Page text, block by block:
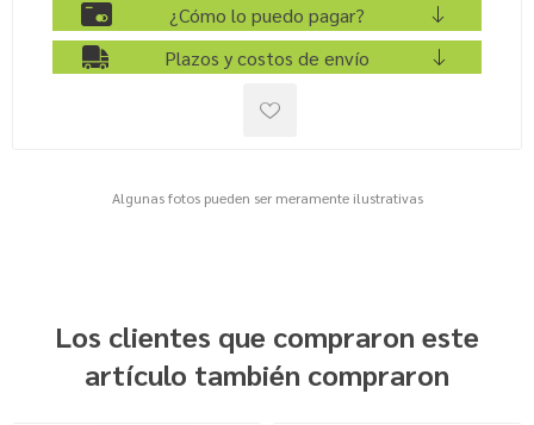
¿Cómo lo puedo pagar?
Plazos y costos de envío
Algunas fotos pueden ser meramente ilustrativas
Los clientes que compraron este
artículo también compraron